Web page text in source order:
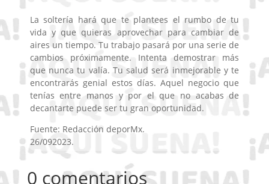
La soltería hará que te plantees el rumbo de tu
vida y que quieras aprovechar para cambiar de
aires un tiempo. Tu trabajo pasará por una serie de
cambios próximamente. Intenta demostrar más
que nunca tu valía. Tu salud será inmejorable y te
encontrarás genial estos días. Aquel negocio que
tenías entre manos y por el que no acabas de
decantarte puede ser tu gran oportunidad.
Fuente: Redacción deporMx.
26/092023.
0 comentarios